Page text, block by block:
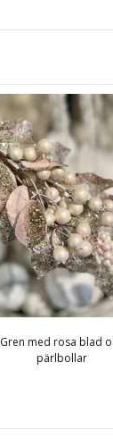
Gren med rosa blad
pärlbollar